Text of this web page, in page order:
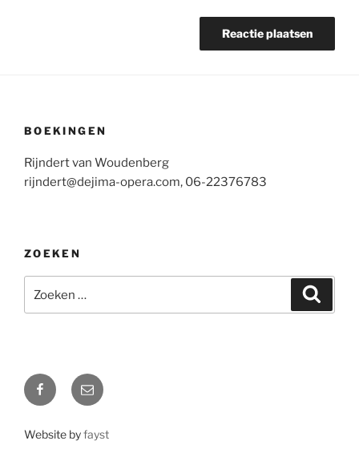
BOEKINGEN
Rijndert van Woudenberg
rijndert@dejima-opera.com, 06-22376783
ZOEKEN
naar:
Facebook
E-
mail
Website byfayst